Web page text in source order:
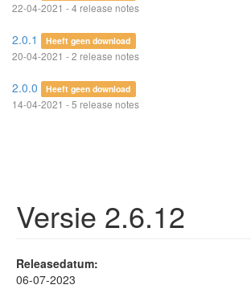
22-04-2021 - 4 release notes
2.0.1 Heeft geen download
20-04-2021 - 2 release notes
2.0.0 Heeft geen download
14-04-2021 - 5 release notes
Versie 2.6.12
Releasedatum:
06-07-2023